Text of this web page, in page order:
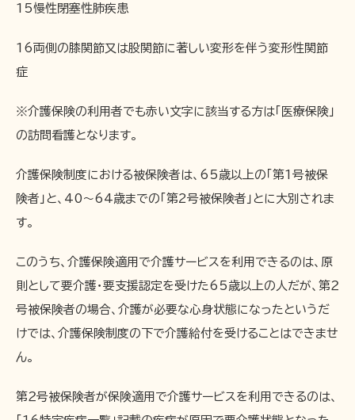
15慢性閉塞性肺疾患
16両側の膝関節又は股関節に著しい変形を伴う変形性関節
症
※介護保険の利用者でも赤い文字に該当する方は「医療保険」
の訪問看護となります。
介護保険制度における被保険者は、65歳以上の「第1号被保
険者」と、40～64歳までの「第2号被保険者」とに大別されま
す。
このうち、介護保険適用で介護サービスを利用できるのは、原
則として要介護・要支援認定を受けた65歳以上の人だが、第２
号被保険者の場合、介護が必要な心身状態になったというだ
けでは、介護保険制度の下で介護給付を受けることはできませ
ん。
第２号被保険者が保険適用で介護サービスを利用できるのは、